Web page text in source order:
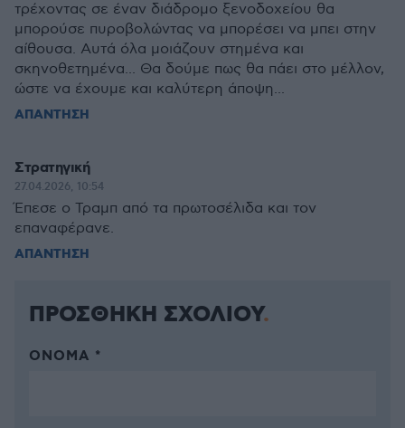
τρέχοντας σε έναν διάδρομο ξενοδοχείου θα
μπορούσε πυροβολώντας να μπορέσει να μπει στην
αίθουσα. Αυτά όλα μοιάζουν στημένα και
σκηνοθετημένα... Θα δούμε πως θα πάει στο μέλλον,
ώστε να έχουμε και καλύτερη άποψη...
ΑΠΑΝΤΗΣΗ
Στρατηγική
27.04.2026, 10:54
Έπεσε ο Τραμπ από τα πρωτοσέλιδα και τον
επαναφέρανε.
ΑΠΑΝΤΗΣΗ
ΠΡΟΣΘΗΚΗ ΣΧΟΛΙΟΥ
ΌΝΟΜΑ *